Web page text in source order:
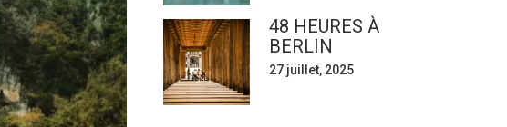
48 HEURES À
BERLIN
27 juillet, 2025